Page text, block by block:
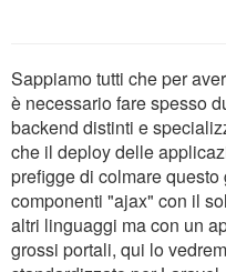
Sappiamo tutti che per
è necessario fare spesso
backend distinti e
che il deploy delle
prefigge di colmare
componenti "ajax" con il
altri linguaggi ma con un
grossi portali, qui lo